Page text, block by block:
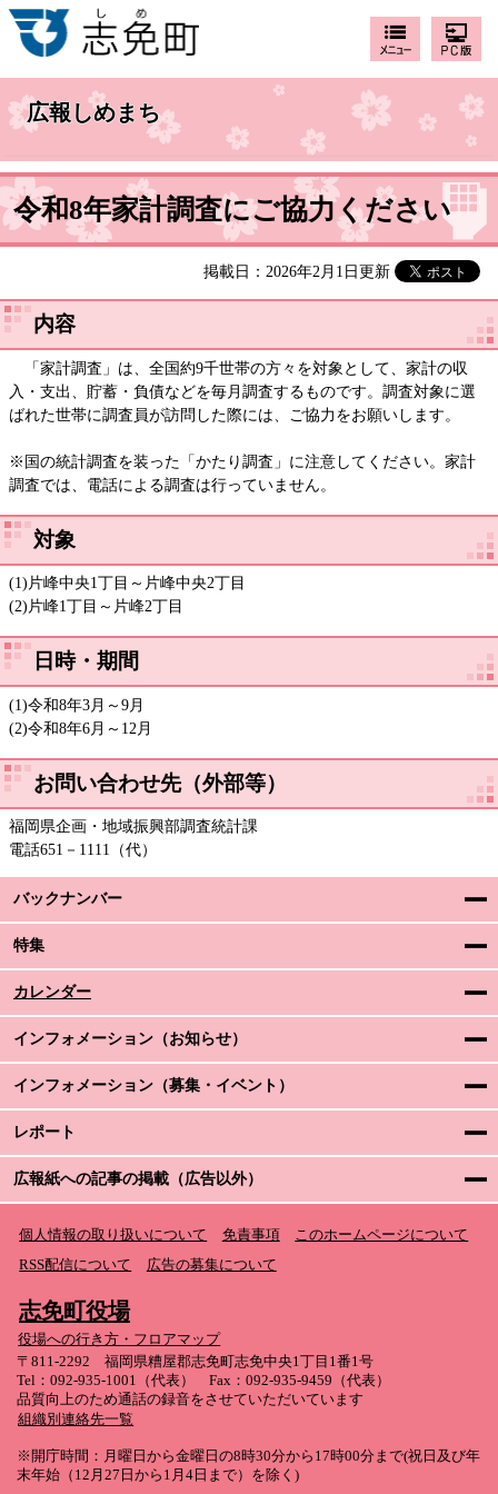
広報しめまち
バックナンバー
特集
カレンダー
インフォメーション（お知らせ）
インフォメーション（募集・イベント）
レポート
広報紙への記事の掲載（広告以外）
令和8年家計調査にご協力ください
掲載日：2026年2月1日更新
内容
「家計調査」は、全国約9千世帯の方々を対象として、家計の収
入・支出、貯蓄・負債などを毎月調査するものです。調査対象に選
ばれた世帯に調査員が訪問した際には、ご協力をお願いします。
※国の統計調査を装った「かたり調査」に注意してください。家計
調査では、電話による調査は行っていません。
対象
(1)片峰中央1丁目～片峰中央2丁目
(2)片峰1丁目～片峰2丁目
日時・期間
(1)令和8年3月～9月
(2)令和8年6月～12月
お問い合わせ先（外部等）
福岡県企画・地域振興部調査統計課
電話651－1111（代）
個人情報の取り扱いについて 免責事項
このホームページについて
RSS配信について
広告の募集について
志免町役場
役場への行き方・フロアマップ
〒811-2292 福岡県糟屋郡志免町志免中央1丁目1番1号
Tel：092-935-1001（代表） Fax：092-935-9459（代表）
品質向上のため通話の録音をさせていただいています
組織別連絡先一覧
※開庁時間：月曜日から金曜日の8時30分から17時00分まで(祝日及び年
末年始（12月27日から1月4日まで）を除く)